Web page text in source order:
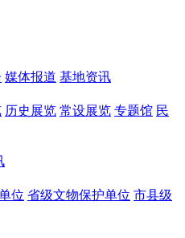
媒体报道 基地资讯
历史展览 常设展览 专题馆 民
位 省级文物保护单位 市县级